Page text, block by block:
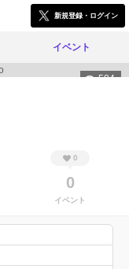
新規登録・ログイン
イベント
504
0
0
イベント